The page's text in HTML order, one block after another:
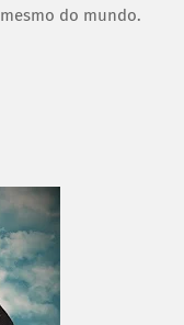
do mundo.